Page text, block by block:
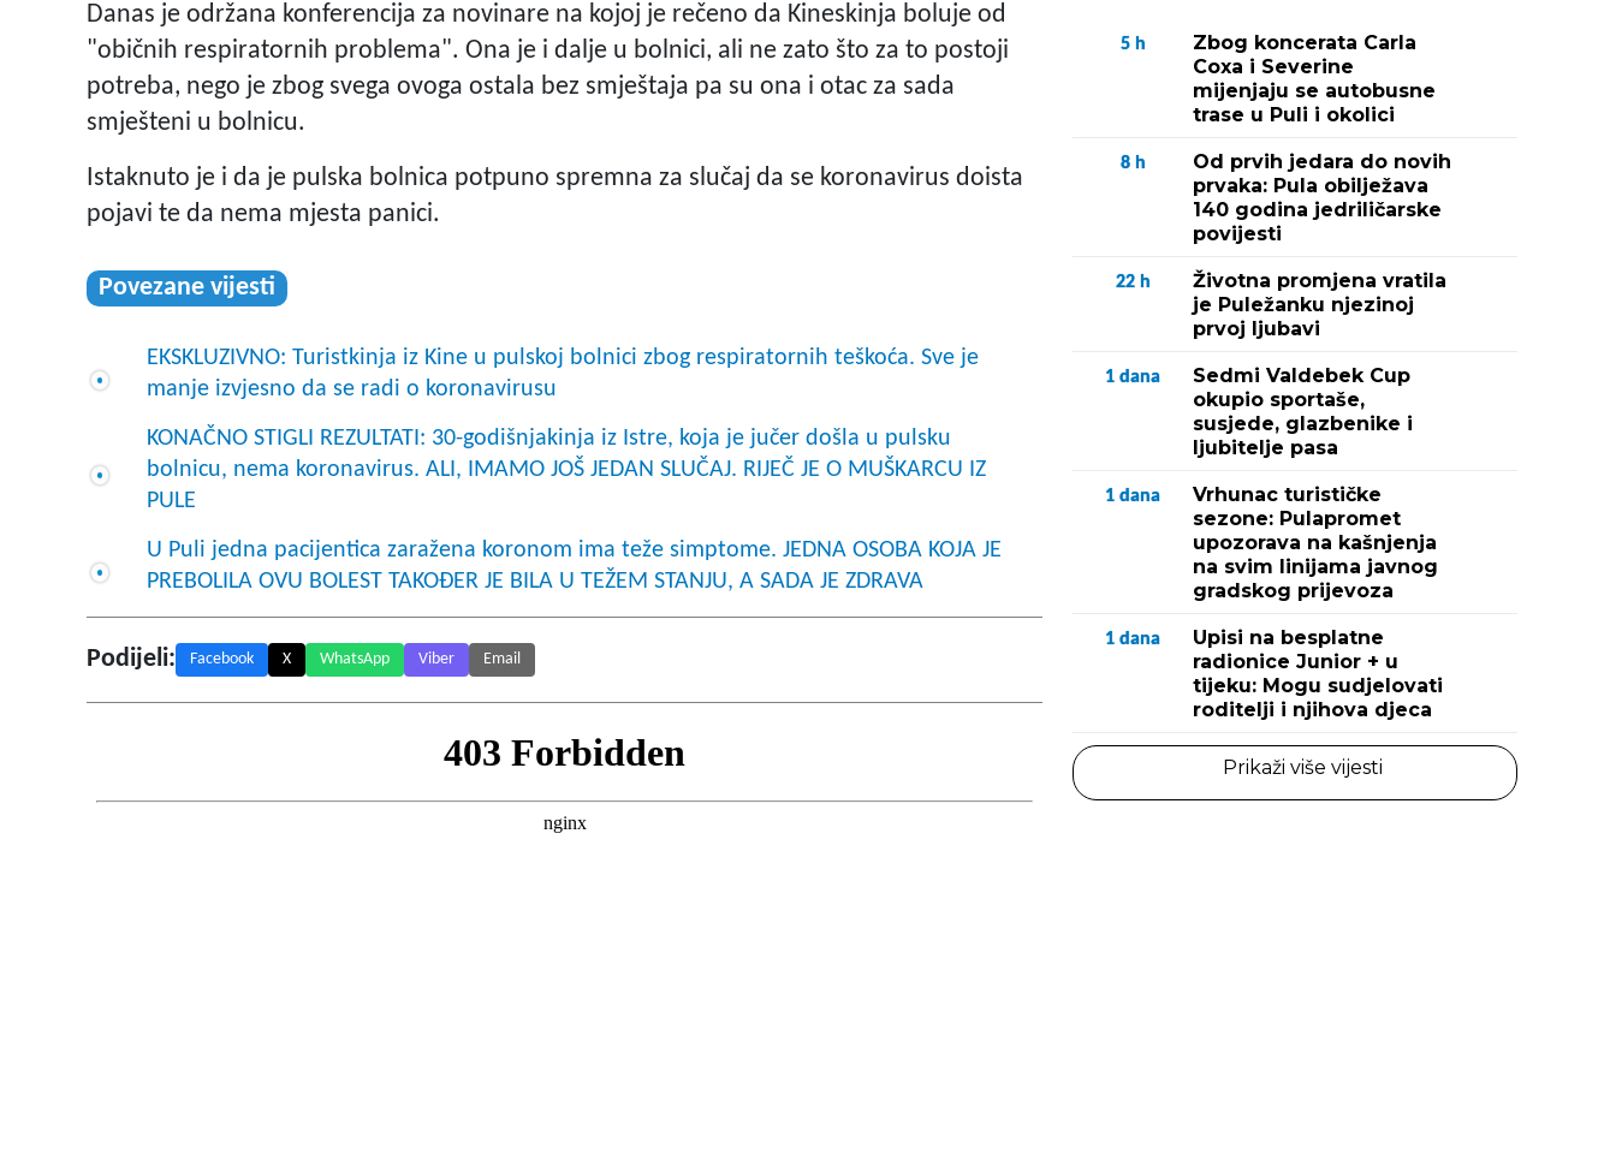
Danas je održana konferencija za novinare na kojoj je rečeno da Kineskinja boluje od
"običnih respiratornih problema". Ona je i dalje u bolnici, ali ne zato što za to postoji
potreba, nego je zbog svega ovoga ostala bez smještaja pa su ona i otac za sada
smješteni u bolnicu.
Istaknuto je i da je pulska bolnica potpuno spremna za slučaj da se koronavirus doista
pojavi te da nema mjesta panici.
Povezane vijesti
EKSKLUZIVNO: Turistkinja iz Kine u pulskoj bolnici zbog respiratornih teškoća. Sve je
manje izvjesno da se radi o koronavirusu
KONAČNO STIGLI REZULTATI: 30-godišnjakinja iz Istre, koja je jučer došla u pulsku
bolnicu, nema koronavirus. ALI, IMAMO JOŠ JEDAN SLUČAJ. RIJEČ JE O MUŠKARCU IZ
PULE
U Puli jedna pacijentica zaražena koronom ima teže simptome. JEDNA OSOBA KOJA JE
PREBOLILA OVU BOLEST TAKOĐER JE BILA U TEŽEM STANJU, A SADA JE ZDRAVA
Podijeli: Facebook X WhatsApp Viber Email
5 h
Zbog koncerata Carla
Coxa i Severine
mijenjaju se autobusne
trase u Puli i okolici
8 h
Od prvih jedara do novih
prvaka: Pula obilježava
140 godina jedriličarske
povijesti
22 h
Životna promjena vratila
je Puležanku njezinoj
prvoj ljubavi
1 dana
Sedmi Valdebek Cup
okupio sportaše,
susjede, glazbenike i
ljubitelje pasa
1 dana
Vrhunac turističke
sezone: Pulapromet
upozorava na kašnjenja
na svim linijama javnog
gradskog prijevoza
1 dana
Upisi na besplatne
radionice Junior + u
tijeku: Mogu sudjelovati
roditelji i njihova djeca
Prikaži više vijesti